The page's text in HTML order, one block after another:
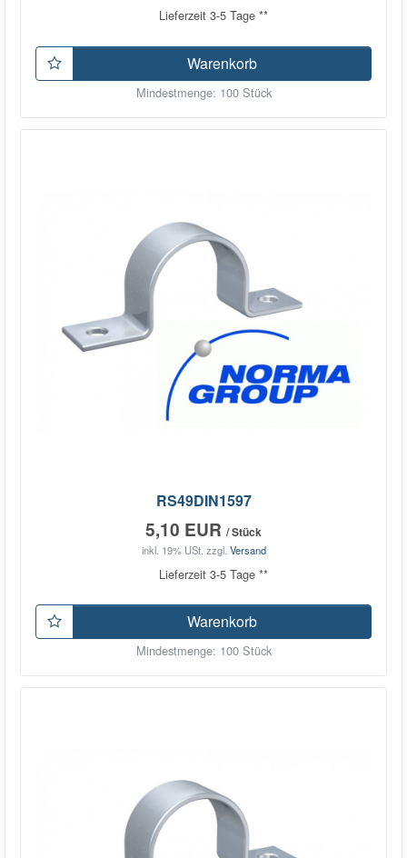
Lieferzeit 3-5 Tage **
Warenkorb
Mindestmenge: 100 Stück
RS49DIN1597
5,10 EUR / Stück
inkl. 19% USt. zzgl. Versand
Lieferzeit 3-5 Tage **
Warenkorb
Mindestmenge: 100 Stück